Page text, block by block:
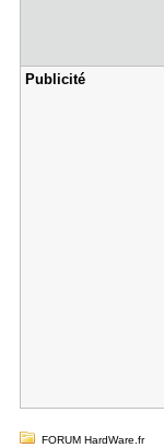
Publicité
FORUM HardWare.fr